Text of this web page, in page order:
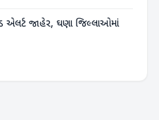
એલર્ટ જાહેર, ઘણા જિલ્લાઓમાં